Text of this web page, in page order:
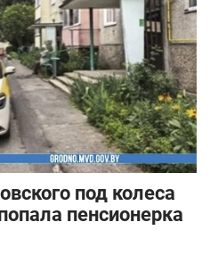
под колеса
пенсионерка